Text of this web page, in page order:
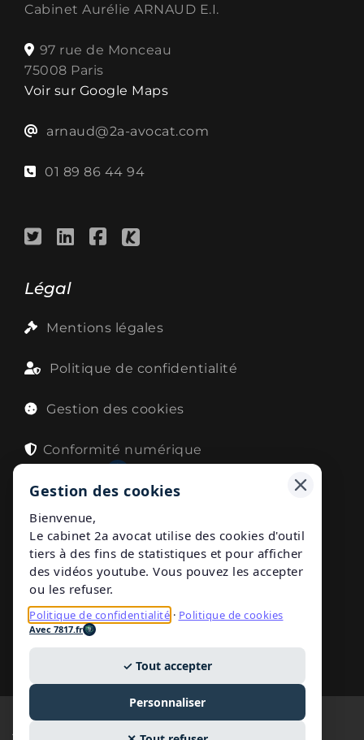
Cabinet Aurélie ARNAUD E.I.
97 rue de Monceau
75008 Paris
Voir sur Google Maps
arnaud@2a-avocat.com
01 89 86 44 94
Légal
Mentions légales
Politique de confidentialité
Gestion des cookies
Conformité numérique
Publications
Nos publications en droit du travail
Paris et sa région
Avocat divorce Paris
Gestion des cookies
Bienvenue,
Le cabinet 2a avocat utilise des cookies d'outil
tiers à des fins de statistiques et pour afficher
des vidéos youtube. Vous pouvez les accepter
ou les refuser.
Politique de confidentialité · Politique de cookies
Avec 7817.fr
✓ Tout accepter
Personnaliser